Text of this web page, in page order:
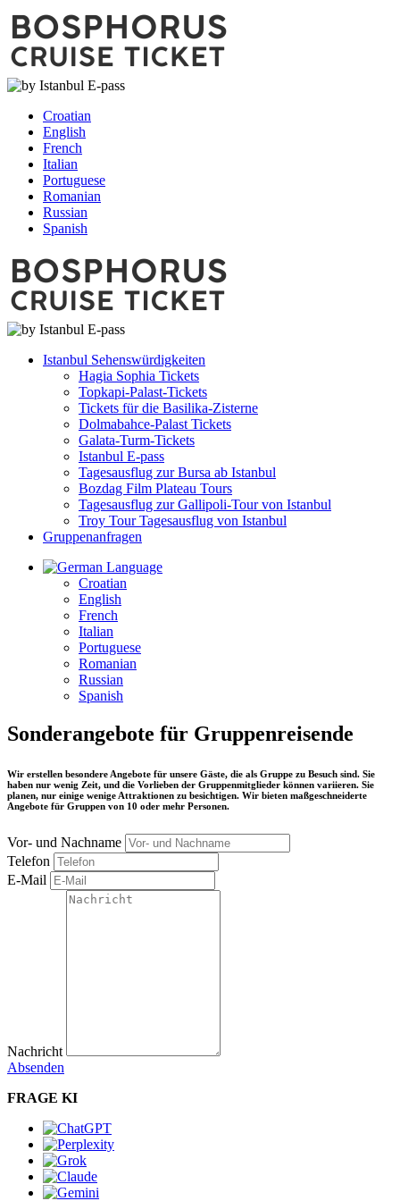
Croatian
English
French
Italian
Portuguese
Romanian
Russian
Spanish
Istanbul Sehenswürdigkeiten
Hagia Sophia Tickets
Topkapi-Palast-Tickets
Tickets für die Basilika-Zisterne
Dolmabahce-Palast Tickets
Galata-Turm-Tickets
Istanbul E-pass
Tagesausflug zur Bursa ab Istanbul
Bozdag Film Plateau Tours
Tagesausflug zur Gallipoli-Tour von Istanbul
Troy Tour Tagesausflug von Istanbul
Gruppenanfragen
Language
Croatian
English
French
Italian
Portuguese
Romanian
Russian
Spanish
Sonderangebote für Gruppenreisende
Wir erstellen besondere Angebote für unsere Gäste, die als Gruppe zu Besuch sind. Sie
haben nur wenig Zeit, und die Vorlieben der Gruppenmitglieder können variieren. Sie
planen, nur einige wenige Attraktionen zu besichtigen. Wir bieten maßgeschneiderte
Angebote für Gruppen von 10 oder mehr Personen.
Vor- und Nachname
Telefon
E-Mail
Nachricht
Absenden
FRAGE KI